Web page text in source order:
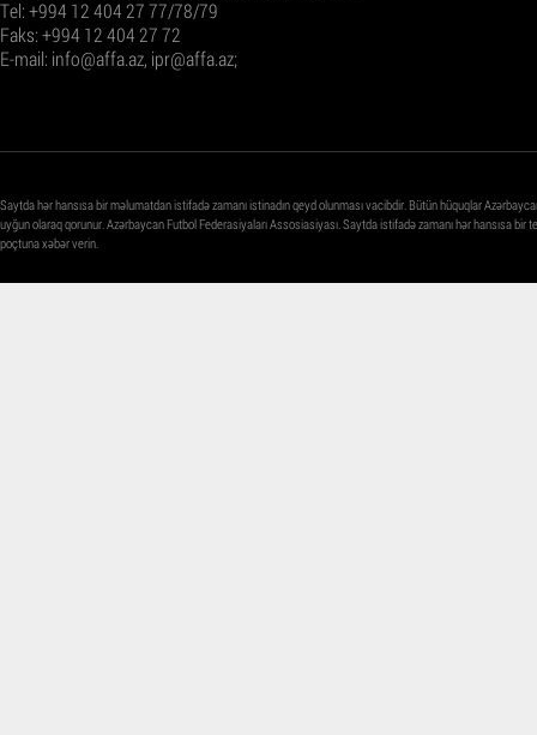
Tel: +994 12 404 27 77/78/79
Faks: +994 12 404 27 72
E-mail: info@affa.az, ipr@affa.az;
Saytda hər hansısa bir məlumatdan istifadə zamanı istinadın qeyd olunması vacibdir. Bütün hüquqlar
uyğun olaraq qorunur. Azərbaycan Futbol Federasiyaları Assosiasiyası. Saytda istifadə zamanı hər hansısa
poçtuna xəbər verin.